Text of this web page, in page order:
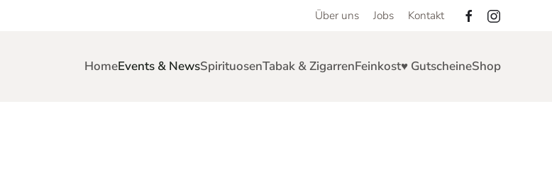
Über uns Jobs Kontakt
HomeEvents & NewsSpirituosenTabak & ZigarrenFeinkost♥ GutscheineShop